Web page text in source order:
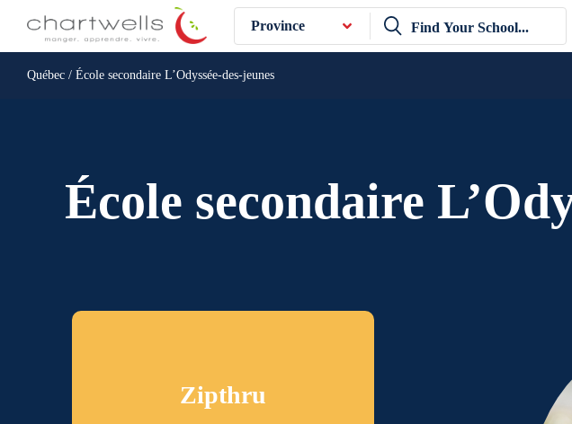
Province
Québec / École secondaire L’Odyssée-des-jeunes
École secondaire
Zipthru